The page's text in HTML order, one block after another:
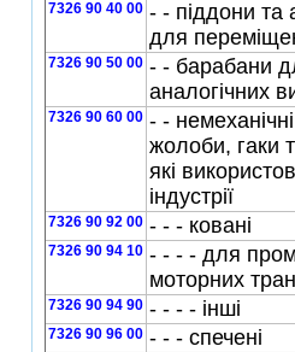
7326 90 40 00 - - пiддони та
для
7326 90 50 00 - - барабани
аналогiчних
7326 90 60 00 - -
жолоби, гаки
якi
iндустрiї
7326 90 92 00 - - - кованi
7326 90 94 10 - - - - для
моторних
7326 90 94 90 - - - - iншi
7326 90 96 00 - - - спеченi